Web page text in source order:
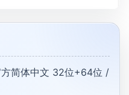
简体中文 32位+64位 /